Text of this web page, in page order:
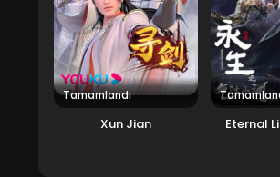
Tamamlandı
Xun Jian Eternal